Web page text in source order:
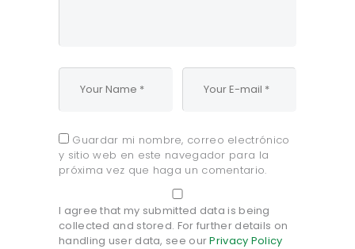
Guardar mi nombre, correo electrónico
y sitio web en este navegador para la
próxima vez que haga un comentario.
I agree that my submitted data is being
collected and stored. For further details on
handling user data, see ourPrivacy Policy